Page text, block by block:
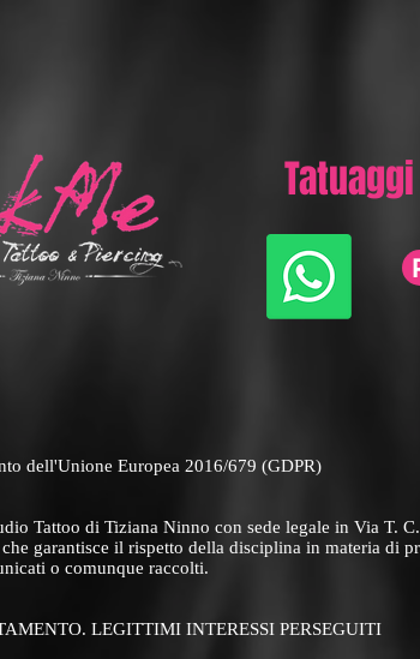
dell'Unione Europea 2016/679 (GDPR)
Tattoo di Tiziana Ninno con sede legale in Via T.
garantisce il rispetto della disciplina in materia di
o comunque raccolti.
LEGITTIMI INTERESSI PERSEGUITI